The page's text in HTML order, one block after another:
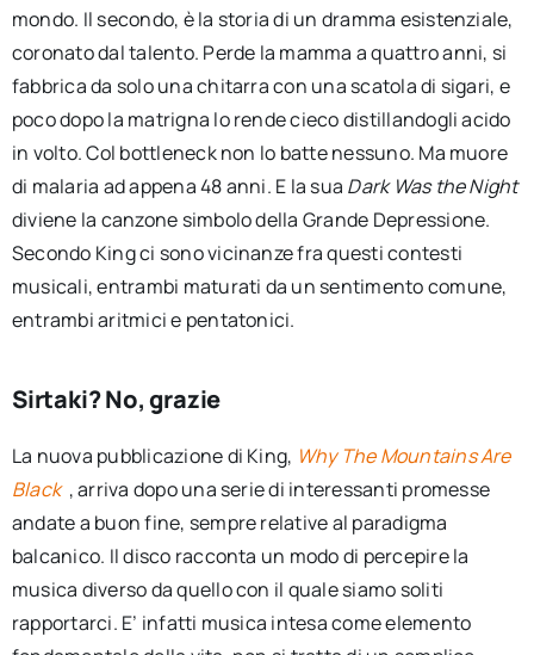
mondo. Il secondo, è la storia di un dramma esistenziale,
coronato dal talento. Perde la mamma a quattro anni, si
fabbrica da solo una chitarra con una scatola di sigari, e
poco dopo la matrigna lo rende cieco distillandogli acido
in volto. Col bottleneck non lo batte nessuno. Ma muore
di malaria ad appena 48 anni. E la sua Dark Was the Night
diviene la canzone simbolo della Grande Depressione.
Secondo King ci sono vicinanze fra questi contesti
musicali, entrambi maturati da un sentimento comune,
entrambi aritmici e pentatonici.
Sirtaki? No, grazie
La nuova pubblicazione di King, Why The Mountains Are
Black , arriva dopo una serie di interessanti promesse
andate a buon fine, sempre relative al paradigma
balcanico. Il disco racconta un modo di percepire la
musica diverso da quello con il quale siamo soliti
rapportarci. E’ infatti musica intesa come elemento